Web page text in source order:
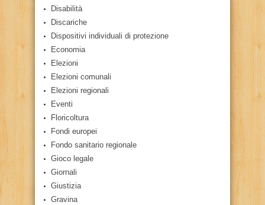
Disabilità
Discariche
Dispositivi individuali di protezione
Economia
Elezioni
Elezioni comunali
Elezioni regionali
Eventi
Floricoltura
Fondi europei
Fondo sanitario regionale
Gioco legale
Giornali
Giustizia
Gravina